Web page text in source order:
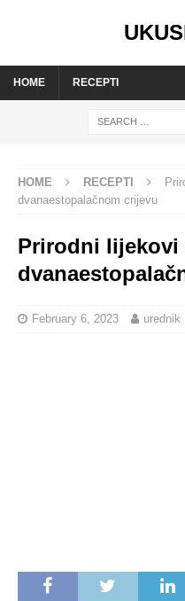
HOME RECEPTI
HOME RECEPTI
dvanaestopalačnom crijevu
Prirodni lijekovi
February 6, 2023 urednik